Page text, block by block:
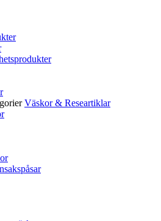
Väskor & Researtiklar